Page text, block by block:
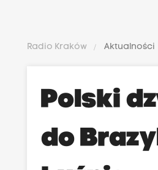
Radio Kraków Aktualności
Polski
do